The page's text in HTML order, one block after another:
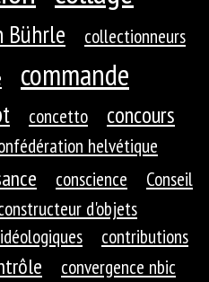
Bührle collectionneurs
commande
concetto concours
helvétique
conscience
Conseil
d'objets
contributions
convergence nbic